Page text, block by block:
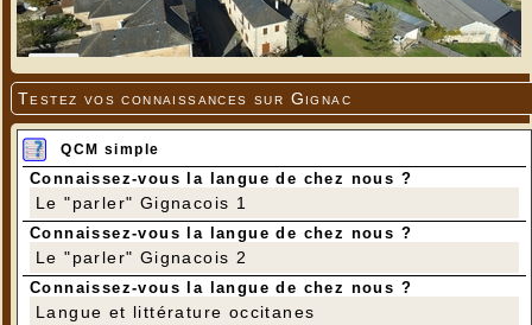
Testez vos connaissances sur Gignac
QCM simple
Connaissez-vous la langue de chez nous ?
Le "parler" Gignacois 1
Connaissez-vous la langue de chez nous ?
Le "parler" Gignacois 2
Connaissez-vous la langue de chez nous ?
Langue et littérature occitanes